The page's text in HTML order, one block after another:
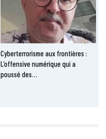
Cyberterrorisme aux frontières :
L’offensive numérique qui a
poussé des…